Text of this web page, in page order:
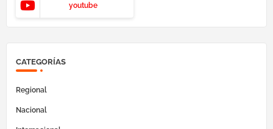
youtube
CATEGORÍAS
Regional
Nacional